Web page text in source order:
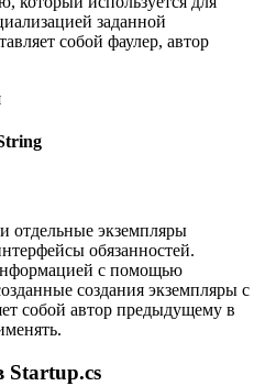
заданной
собой фаулер, автор
отдельные экземпляры
обязанностей.
с помощью
создания экземпляры с
собой автор предыдущему в
Startup.cs